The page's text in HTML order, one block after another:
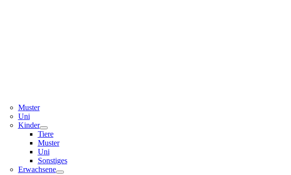
Muster
Uni
Kinder
Tiere
Muster
Uni
Sonstiges
Erwachsene